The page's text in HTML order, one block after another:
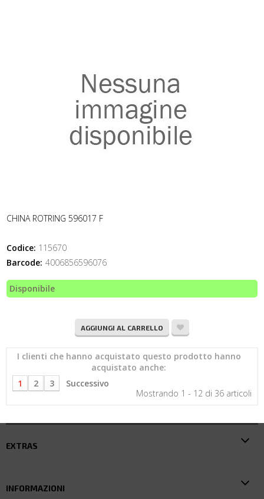
CHINA ROTRING 596017 F
Codice: 115670
Barcode: 4006856596076
Disponibile
AGGIUNGI AL CARRELLO
I clienti che hanno acquistato questo prodotto hanno
acquistato anche:
1
2 3
Successivo
Mostrando 1 - 12 di 36 articoli
EXTRAS
INFORMAZIONI